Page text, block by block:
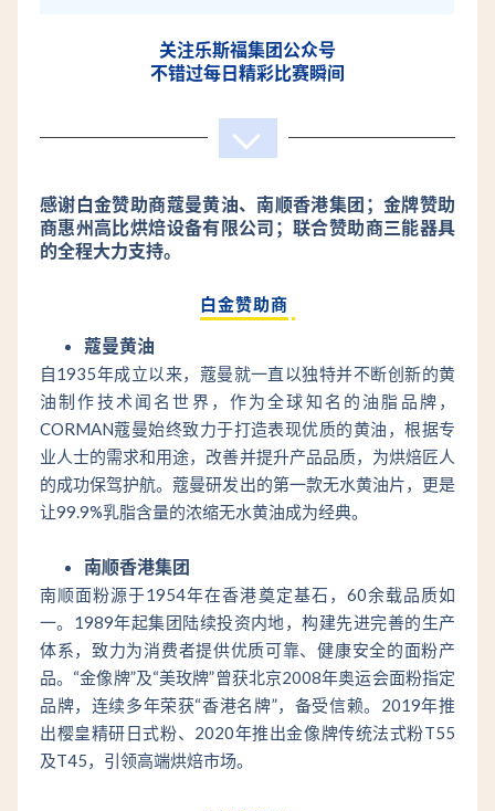
关注乐斯福集团公众号
不错过每日精彩比赛瞬间
感谢白金赞助商蔻曼黄油、南顺香港集团；金牌赞助
商惠州高比烘焙设备有限公司；联合赞助商三能器具
的全程大力支持。
白金赞助商
蔻曼黄油
自1935年成立以来，蔻曼就一直以独特并不断创新的黄
油制作技术闻名世界，作为全球知名的油脂品牌，
CORMAN蔻曼始终致力于打造表现优质的黄油，根据专
业人士的需求和用途，改善并提升产品品质，为烘焙匠人
的成功保驾护航。蔻曼研发出的第一款无水黄油片，更是
让99.9%乳脂含量的浓缩无水黄油成为经典。
南顺香港集团
南顺面粉源于1954年在香港奠定基石，60余载品质如
一。1989年起集团陆续投资内地，构建先进完善的生产
体系，致力为消费者提供优质可靠、健康安全的面粉产
品。“金像牌”及“美玫牌”曾获北京2008年奥运会面粉指定
品牌，连续多年荣获“香港名牌”，备受信赖。2019年推
出樱皇精研日式粉、2020年推出金像牌传统法式粉T55
及T45，引领高端烘焙市场。